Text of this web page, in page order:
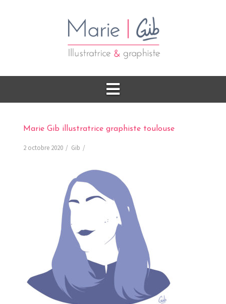
Marie Gib illustratrice graphiste toulouse
2 octobre 2020 Gib